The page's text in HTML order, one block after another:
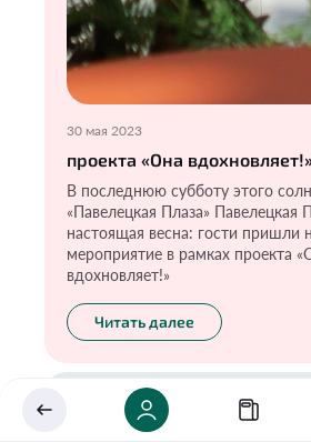
30 мая 2023
проекта «Она
В последнюю субботу этого
«Павелецкая Плаза» Павелецкая
настоящая весна: гости пришли
мероприятие в рамках проекта
вдохновляет!»
Читать далее
Укажите ваш город
Это важно для корректной работы
дальнейших персональных функций